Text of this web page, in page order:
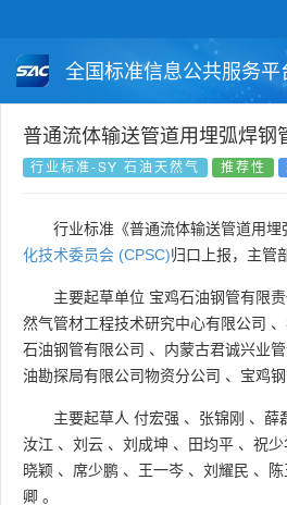
全国标准信息公共服务平
国家标准 行业标准
国外标准 技术委员会
普通流体输送管道用埋弧焊钢
行业标准-SY 石油天然气 推荐性
行业标准《普通流体输送管道用埋
化技术委员会 (CPSC)归口上报，主管
主要起草单位 宝鸡石油钢管有限
然气管材工程技术研究中心有限公司 、
石油钢管有限公司 、 内蒙古君诚兴业
油勘探局有限公司物资分公司 、 宝鸡
主要起草人 付宏强 、 张锦刚 、 薛
汝江 、 刘云 、 刘成坤 、 田均平 、 祝少
晓颖 、 席少鹏 、 王一岑 、 刘耀民 、
卿 。